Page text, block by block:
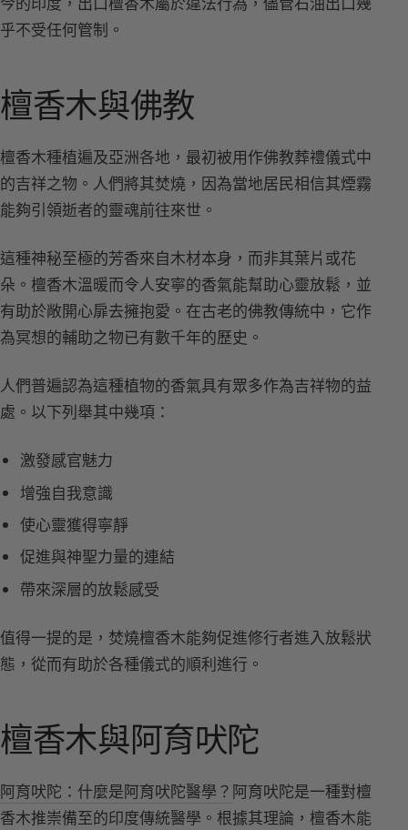
乎不受任何管制。
檀香木與佛教
檀香木種植遍及亞洲各地，最初被用作佛教葬禮儀式中
的吉祥之物。人們將其焚燒，因為當地居民相信其煙霧
能夠引領逝者的靈魂前往來世。
這種神秘至極的芳香來自木材本身，而非其葉片或花
朵。檀香木溫暖而令人安寧的香氣能幫助心靈放鬆，並
有助於敞開心扉去擁抱愛。在古老的佛教傳統中，它作
為冥想的輔助之物已有數千年的歷史。
人們普遍認為這種植物的香氣具有眾多作為吉祥物的益
處。以下列舉其中幾項：
激發感官魅力
增強自我意識
使心靈獲得寧靜
促進與神聖力量的連結
帶來深層的放鬆感受
值得一提的是，焚燒檀香木能夠促進修行者進入放鬆狀
態，從而有助於各種儀式的順利進行。
檀香木與阿育吠陀
阿育吠陀：什麼是阿育吠陀醫學？ 阿育吠陀是一種對檀
香木推崇備至的印度傳統醫學。根據其理論，檀香木能